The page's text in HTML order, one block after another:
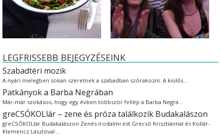
LEGFRISSEBB BEJEGYZÉSEINK
Szabadtéri mozik
A nyári melegben sokan szeretnek a szabadban szórakozni. A kiülős…
Patkányok a Barba Negrában
Már-már szokásos, hogy egy évben többször fellép a Barba Negra…
greCSÓKOLlár – zene és próza találkozik Budakalászon
greCSÓKOLlár Budakalászon Zenés irodalmi est Grecsó Krisztiánnal és Kollár-
Klemencz Lászlóval …